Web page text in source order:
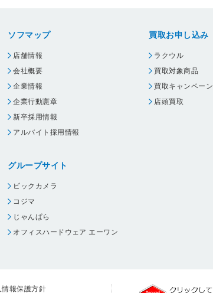
ソフマップ
店舗情報
会社概要
企業情報
企業行動憲章
新卒採用情報
アルバイト採用情報
グループサイト
ビックカメラ
コジマ
じゃんぱら
オフィスハードウェア エーワン
買取お申し込み
ラクウル
買取対象商品
買取キャンペーン
店頭買取
情報保護方針